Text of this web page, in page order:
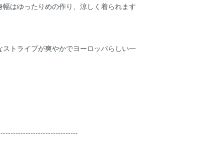
はゆったりめの作り、涼しく着られます
トライプが爽やかでヨーロッパらしい一